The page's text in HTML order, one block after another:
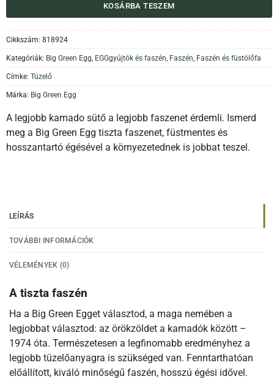
KOSÁRBA TESZEM
Cikkszám: 818924
Kategóriák: Big Green Egg EGGgyújtók és faszén Faszén Faszén és füstölőfa
Címke: Tüzelő
Márka: Big Green Egg
A legjobb kamado sütő a legjobb faszenet érdemli. Ismerd
meg a Big Green Egg tiszta faszenet, füstmentes és
hosszantartó égésével a környezetednek is jobbat teszel.
LEÍRÁS
TOVÁBBI INFORMÁCIÓK
VÉLEMÉNYEK (0)
A tiszta faszén
Ha a Big Green Egget választod, a maga nemében a
legjobbat választod: az örökzöldet a kamadók között –
1974 óta. Természetesen a legfinomabb eredményhez a
legjobb tüzelőanyagra is szükséged van. Fenntarthatóan
előállított, kiváló minőségű faszén, hosszú égési idővel.